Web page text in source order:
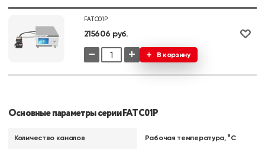
FATC01P
215606 руб.
− + В корзину
Основные параметры серии FATC01P
Количество каналов Рабочая температура, °C